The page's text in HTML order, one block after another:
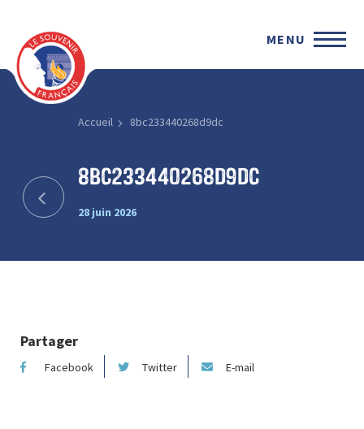
MENU
Accueil 8bc233440268d9dc
8bc233440268d9dc
28 juin 2026
Partager
Facebook Twitter E-mail